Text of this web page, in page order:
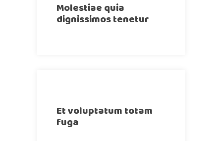
Molestiae quia
dignissimos tenetur
Et voluptatum totam
fuga